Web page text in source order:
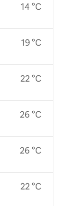
14 °C
19 °C
22 °C
26 °C
26 °C
22 °C